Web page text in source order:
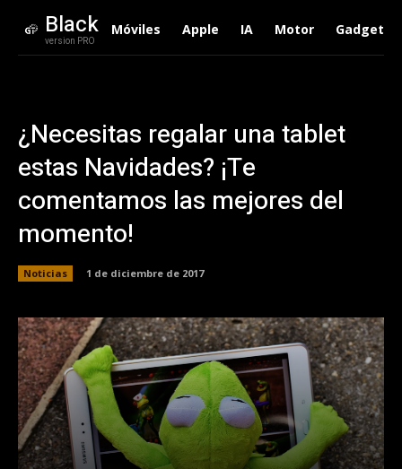
Black
version PRO
Móviles Apple IA Motor Gadgets
¿Necesitas regalar una tablet
estas Navidades? ¡Te
comentamos las mejores del
momento!
Noticias 1 de diciembre de 2017